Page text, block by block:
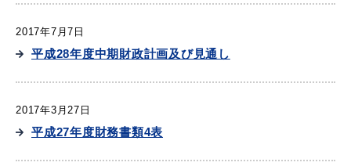
2017年7月7日
平成28年度中期財政計画及び見通し
2017年3月27日
平成27年度財務書類4表